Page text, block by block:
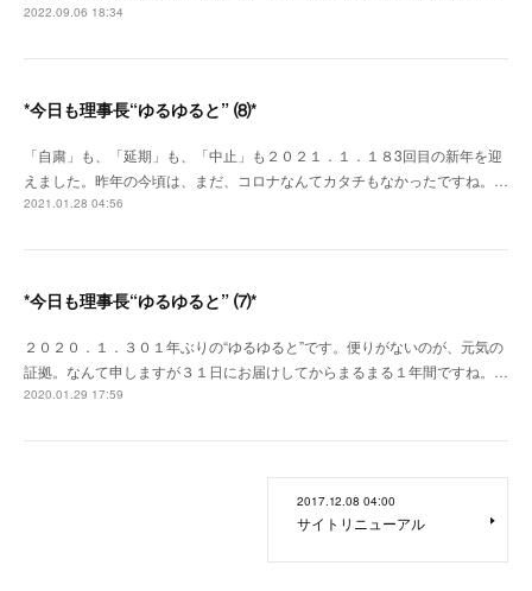
2022.09.06 18:34
*今日も理事長“ゆるゆると” ⑻*
「自粛」も、「延期」も、「中止」も２０２１．１．１８3回目の新年を迎
えました。昨年の今頃は、まだ、コロナなんてカタチもなかったですね。…
2021.01.28 04:56
*今日も理事長“ゆるゆると” ⑺*
２０２０．１．３０１年ぶりの“ゆるゆると”です。便りがないのが、元気の
証拠。なんて申しますが３１日にお届けしてからまるまる１年間ですね。…
2020.01.29 17:59
2017.12.08 04:00
サイトリニューアル